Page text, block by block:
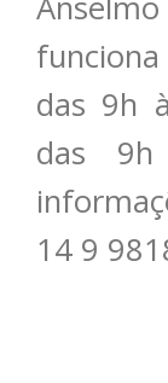
das 9h
das
14 9